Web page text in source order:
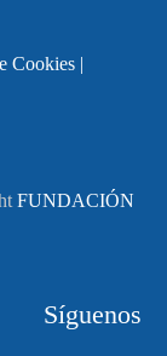
Cookies|
FUNDACIÓN
Síguenos